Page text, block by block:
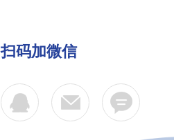
扫码加微信